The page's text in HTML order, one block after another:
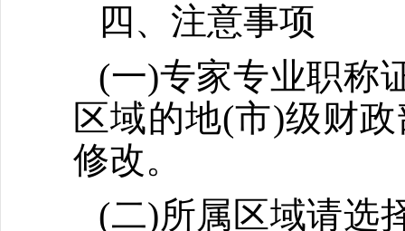
四、注意事项
(一)专家专业职称
区域的地(市)级财
修改。
(二)所属区域请选